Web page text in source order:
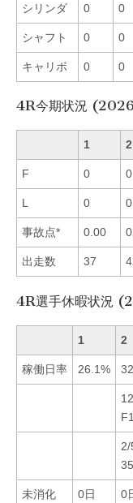
シリンダ 0 0
シャフト 0 0
キャリボ 0 0
4R今期状況
1 2
F 0 0
L 0 0
事故点* 0.00
出走数 37
4R選手休暇状況
1 2
稼働日率 26.1%
2/
未消化 0日 0